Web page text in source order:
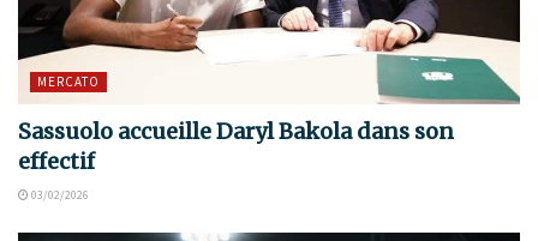
MERCATO
Sassuolo accueille Daryl Bakola dans son
effectif
03/02/2026